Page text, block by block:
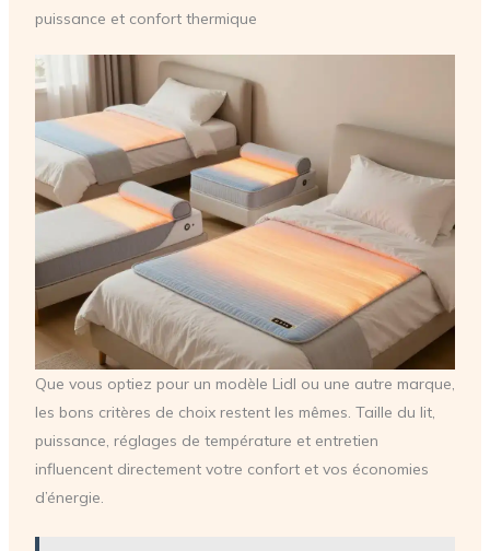
puissance et confort thermique
Que vous optiez pour un modèle Lidl ou une autre marque,
les bons critères de choix restent les mêmes. Taille du lit,
puissance, réglages de température et entretien
influencent directement votre confort et vos économies
d’énergie.